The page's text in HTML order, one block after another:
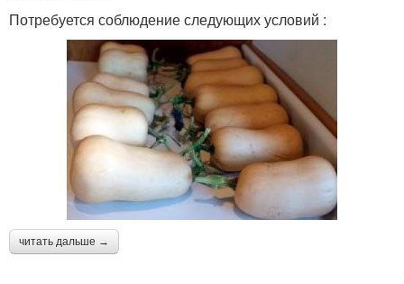
Потребуется соблюдение следующих условий :
читать дальше →